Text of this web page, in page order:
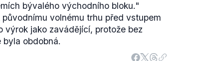
bývalého východního bloku."
volnému trhu před vstupem
výrok jako zavádějící, protože bez
obdobná.